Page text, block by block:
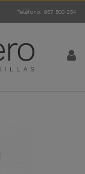
Teléfono: 957 500 254